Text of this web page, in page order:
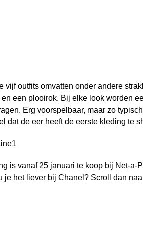
vijf outfits omvatten onder andere
en een plooirok. Bij elke look worden
Erg voorspelbaar, maar zo
dat de eer heeft de eerste kleding te
is vanaf 25 januari te koop bij Net-a-
je het liever bij Chanel ? Scroll dan